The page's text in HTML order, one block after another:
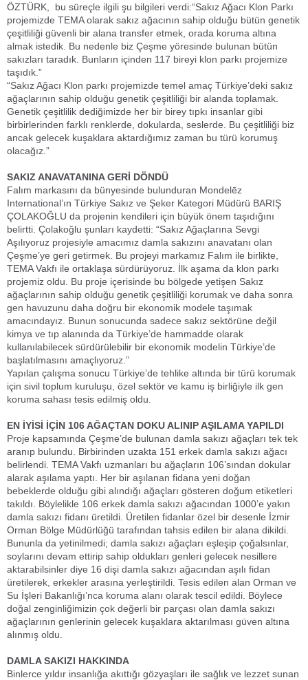
ÖZTÜRK, bu süreçle ilgili şu bilgileri verdi:“Sakız Ağacı Klon Parkı
projemizde TEMA olarak sakız ağacının sahip olduğu bütün genetik
çeşitliliği güvenli bir alana transfer etmek, orada koruma altına
almak istedik. Bu nedenle biz Çeşme yöresinde bulunan bütün
sakızları taradık. Bunların içinden 117 bireyi klon parkı projemize
taşıdık.”
“Sakız Ağacı Klon parkı projemizde temel amaç Türkiye’deki sakız
ağaçlarının sahip olduğu genetik çeşitliliği bir alanda toplamak.
Genetik çeşitlilik dediğimizde her bir birey tıpkı insanlar gibi
birbirlerinden farklı renklerde, dokularda, seslerde. Bu çeşitliliği biz
ancak gelecek kuşaklara aktardığımız zaman bu türü korumuş
olacağız.”
SAKIZ ANAVATANINA GERİ DÖNDÜ
Falım markasını da bünyesinde bulunduran Mondelēz
International’ın Türkiye Sakız ve Şeker Kategori Müdürü BARIŞ
ÇOLAKOĞLU da projenin kendileri için büyük önem taşıdığını
belirtti. Çolakoğlu şunları kaydetti: “Sakız Ağaçlarına Sevgi
Aşılıyoruz projesiyle amacımız damla sakızını anavatanı olan
Çeşme’ye geri getirmek. Bu projeyi markamız Falım ile birlikte,
TEMA Vakfı ile ortaklaşa sürdürüyoruz. İlk aşama da klon parkı
projemiz oldu. Bu proje içerisinde bu bölgede yetişen Sakız
ağaçlarının sahip olduğu genetik çeşitliliği korumak ve daha sonra
gen havuzunu daha doğru bir ekonomik modele taşımak
amacındayız. Bunun sonucunda sadece sakız sektörüne değil
kimya ve tıp alanında da Türkiye’de hammadde olarak
kullanılabilecek sürdürülebilir bir ekonomik modelin Türkiye’de
başlatılmasını amaçlıyoruz.”
Yapılan çalışma sonucu Türkiye’de tehlike altında bir türü korumak
için sivil toplum kuruluşu, özel sektör ve kamu iş birliğiyle ilk gen
koruma sahası tesis edilmiş oldu.
EN İYİSİ İÇİN 106 AĞAÇTAN DOKU ALINIP AŞILAMA YAPILDI
Proje kapsamında Çeşme’de bulunan damla sakızı ağaçları tek tek
aranıp bulundu. Birbirinden uzakta 151 erkek damla sakızı ağacı
belirlendi. TEMA Vakfı uzmanları bu ağaçların 106’sından dokular
alarak aşılama yaptı. Her bir aşılanan fidana yeni doğan
bebeklerde olduğu gibi alındığı ağaçları gösteren doğum etiketleri
takıldı. Böylelikle 106 erkek damla sakızı ağacından 1000’e yakın
damla sakızı fidanı üretildi. Üretilen fidanlar özel bir desenle İzmir
Orman Bölge Müdürlüğü tarafından tahsis edilen bir alana dikildi.
Bununla da yetinilmedi; damla sakızı ağaçları eşleşip çoğalsınlar,
soylarını devam ettirip sahip oldukları genleri gelecek nesillere
aktarabilsinler diye 16 dişi damla sakızı ağacından aşılı fidan
üretilerek, erkekler arasına yerleştirildi. Tesis edilen alan Orman ve
Su İşleri Bakanlığı’nca koruma alanı olarak tescil edildi. Böylece
doğal zenginliğimizin çok değerli bir parçası olan damla sakızı
ağaçlarının genlerinin gelecek kuşaklara aktarılması güven altına
alınmış oldu.
DAMLA SAKIZI HAKKINDA
Binlerce yıldır insanlığa akıttığı gözyaşları ile sağlık ve lezzet sunan